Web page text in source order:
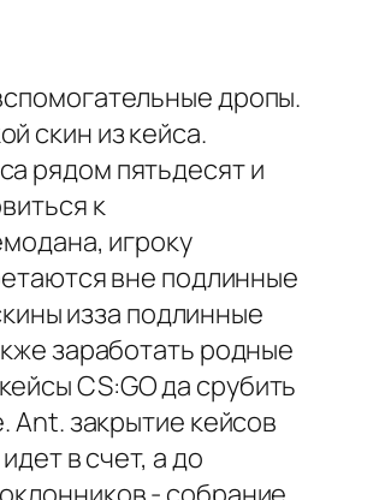
дропы.
скин из кейса.
рядом пятьдесят и
к
игроку
вне подлинные
изза подлинные
заработать родные
CS:GO да срубить
Ant. закрытие кейсов
в счет, а до